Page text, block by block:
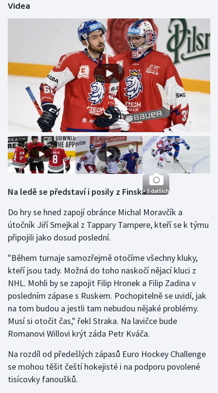
Stolní tenis
Vodní slalom
Volejbal
Ostatní
Videa
+ 5 dalších
Na ledě se představí i posily z Finska
Do hry se hned zapojí obránce Michal Moravčík a
útočník Jiří Smejkal z Tappary Tampere, kteří se k týmu
připojili jako dosud poslední.
"Během turnaje samozřejmě otočíme všechny kluky,
kteří jsou tady. Možná do toho naskočí nějací kluci z
NHL. Mohli by se zapojit Filip Hronek a Filip Zadina v
posledním zápase s Ruskem. Pochopitelně se uvidí, jak
na tom budou a jestli tam nebudou nějaké problémy.
Musí si otočit čas," řekl Straka. Na lavičce bude
Romanovi Willovi krýt záda Petr Kváča.
Na rozdíl od předešlých zápasů Euro Hockey Challenge
se mohou těšit čeští hokejisté i na podporu povolené
tisícovky fanoušků.